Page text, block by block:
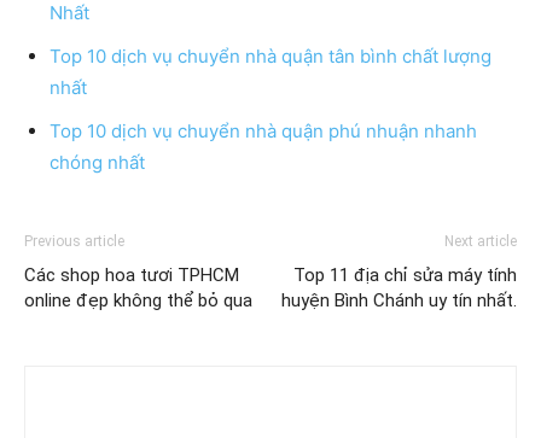
Nhất
Top 10 dịch vụ chuyển nhà quận tân bình chất lượng
nhất
Top 10 dịch vụ chuyển nhà quận phú nhuận nhanh
chóng nhất
Previous article
Các shop hoa tươi TPHCM
online đẹp không thể bỏ qua
Next article
Top 11 địa chỉ sửa máy tính
huyện Bình Chánh uy tín nhất.